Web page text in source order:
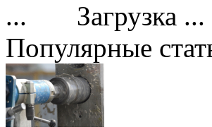
Загрузка ...
Популярные